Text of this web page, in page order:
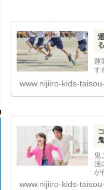
運
す
www.nijiiro-kids-
鬼
強
が
www.nijiiro-kids-